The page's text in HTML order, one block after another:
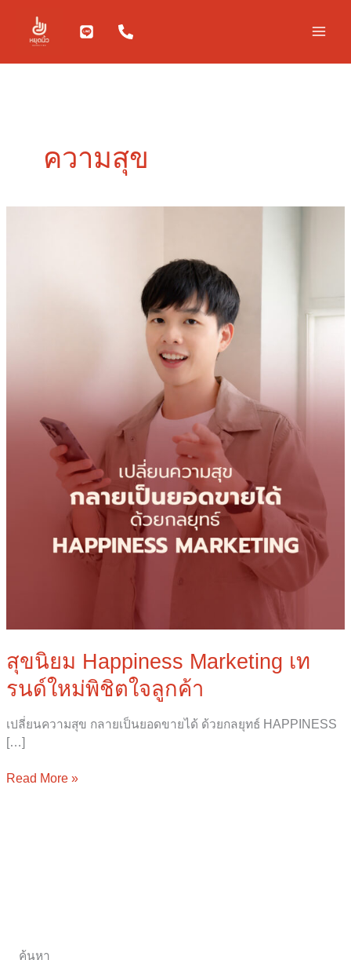
content
ความสุข
สุขนิยม Happiness Marketing เท
รนด์ใหม่พิชิตใจลูกค้า
เปลี่ยนความสุข กลายเป็นยอดขายได้ ด้วยกลยุทธ์ HAPPINESS
[…]
Read More »
ค้นหา